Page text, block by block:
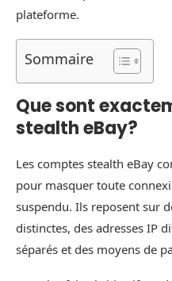
plateforme.
Sommaire
Que sont
stealth eBay?
Les comptes stealth eBay
pour masquer toute
suspendu. Ils reposent sur
distinctes, des adresses IP
séparés et des moyens de